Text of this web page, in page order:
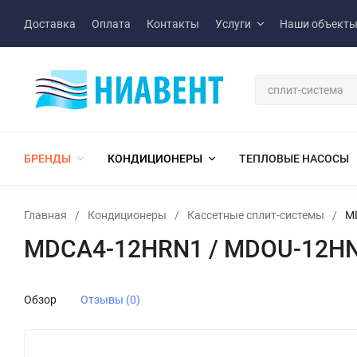
Доставка Оплата Контакты Услуги Наши объекты
БРЕНДЫ КОНДИЦИОНЕРЫ ТЕПЛОВЫЕ НАСОСЫ
Главная / Кондиционеры / Кассетные сплит-системы /
MDCA4-12HRN1 / MDOU-
Обзор Отзывы (0)